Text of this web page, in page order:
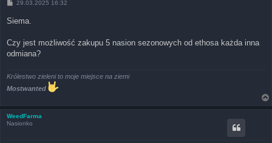
P
t
29.03.2025 16:32
Siema.
Czy jest możliwość zakupu 5 nasion sezonowych od ethosa każda inna
odmiana?
Królestwo zieleni to moje miejsce na ziemi
Mostwanted
WeedFarma
Nasionko